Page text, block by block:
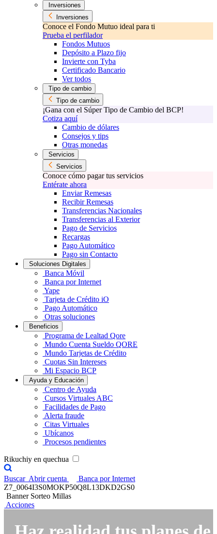
Inversiones
Inversiones
Conoce el Fondo Mutuo ideal para ti
Prueba el perfilador
Fondos Mutuos
Depósito a Plazo fijo
Invierte con Tyba
Certificado Bancario
Ver todos
Tipo de cambio
Tipo de cambio
¡Gana con el Súper Tipo de Cambio del BCP!
Cotiza aquí
Cambio de dólares
Consejos y tips
Otras monedas
Servicios
Servicios
Conoce cómo pagar tus servicios
Entérate ahora
Enviar Remesas
Recibir Remesas
Transferencias Nacionales
Transferencias al Exterior
Pago de Servicios
Recargas
Pago Automático
Pago sin Contacto
Soluciones Digitales
Banca Móvil
Banca por Internet
Yape
Tarjeta de Crédito iO
Pago Automático
Otras soluciones
Beneficios
Programa de Lealtad Qore
Mundo Cuenta Sueldo QORE
Mundo Tarjetas de Crédito
Cuotas Sin Intereses
Mi Espacio BCP
Ayuda y Educación
Centro de Ayuda
Cursos Virtuales ABC
Facilidades de Pago
Alerta fraude
Citas Virtuales
Ubícanos
Procesos pendientes
Rikuchiy en quechua
Buscar Abrir cuenta
Banca por Internet
Z7_0064I3S0MOKP50Q8L13DKD2GS0
Banner Sorteo Millas
Acciones